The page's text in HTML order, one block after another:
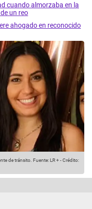
cuando almorzaba en la
un reo
ahogado en reconocido
de tránsito. Fuente: LR +-Crédito: